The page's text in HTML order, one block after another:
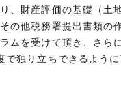
、財産評価の基礎（土
の他税務署提出書類の
ムを受けて頂き、さら
独り立ちできるよう